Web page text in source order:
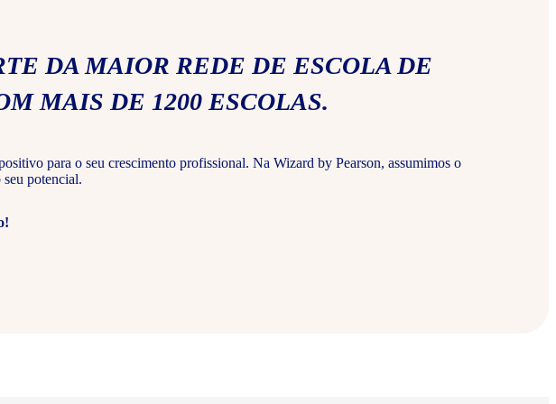
DA MAIOR REDE DE ESCOLA DE
MAIS DE 1200 ESCOLAS.
para o seu crescimento profissional. Na Wizard by Pearson, assumimos o
potencial.